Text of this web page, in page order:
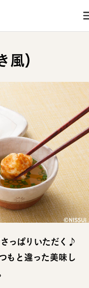
）
っぱりいただく♪
もと違った美味し